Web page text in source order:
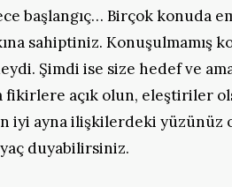
başlangıç… Birçok konuda
sahiptiniz.
Şimdi ise size hedef ve
fikirlere açık olun, eleştiriler
iyi ayna ilişkilerdeki yüzünüz
duyabilirsiniz.